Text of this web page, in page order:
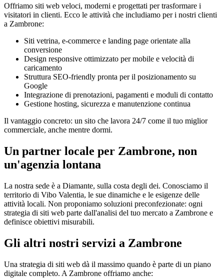
Offriamo siti web veloci, moderni e progettati per trasformare i
visitatori in clienti. Ecco le attività che includiamo per i nostri clienti
a Zambrone:
Siti vetrina, e-commerce e landing page orientate alla
conversione
Design responsive ottimizzato per mobile e velocità di
caricamento
Struttura SEO-friendly pronta per il posizionamento su
Google
Integrazione di prenotazioni, pagamenti e moduli di contatto
Gestione hosting, sicurezza e manutenzione continua
Il vantaggio concreto: un sito che lavora 24/7 come il tuo miglior
commerciale, anche mentre dormi.
Un partner locale per Zambrone, non
un'agenzia lontana
La nostra sede è a Diamante, sulla costa degli dei. Conosciamo il
territorio di Vibo Valentia, le sue dinamiche e le esigenze delle
attività locali. Non proponiamo soluzioni preconfezionate: ogni
strategia di siti web parte dall'analisi del tuo mercato a Zambrone e
definisce obiettivi misurabili.
Gli altri nostri servizi a Zambrone
Una strategia di siti web dà il massimo quando è parte di un piano
digitale completo. A Zambrone offriamo anche: